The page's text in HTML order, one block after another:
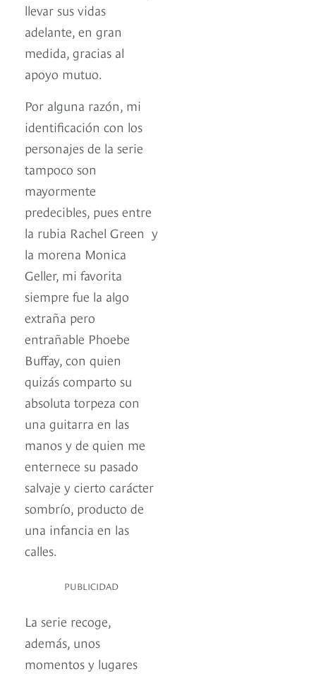
llevar sus vidas
adelante, en gran
medida, gracias al
apoyo mutuo.
Por alguna razón, mi
identificación con los
personajes de la serie
tampoco son
mayormente
predecibles, pues entre
la rubia Rachel Green y
la morena Monica
Geller, mi favorita
siempre fue la algo
extraña pero
entrañable Phoebe
Buffay, con quien
quizás comparto su
absoluta torpeza con
una guitarra en las
manos y de quien me
enternece su pasado
salvaje y cierto carácter
sombrío, producto de
una infancia en las
calles.
PUBLICIDAD
La serie recoge,
además, unos
momentos y lugares